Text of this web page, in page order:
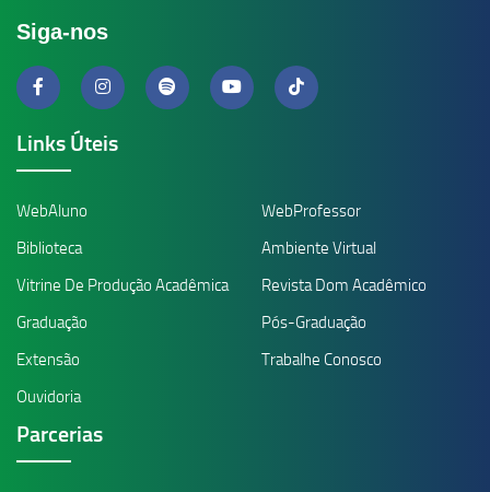
Siga-nos
Links Úteis
WebAluno
WebProfessor
Biblioteca
Ambiente Virtual
Vitrine De Produção Acadêmica
Revista Dom Acadêmico
Graduação
Pós-Graduação
Extensão
Trabalhe Conosco
Ouvidoria
Parcerias